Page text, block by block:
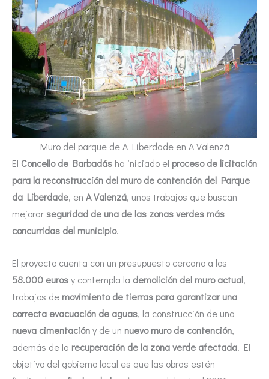
Muro del parque de A Liberdade en A Valenzá
El Concello de Barbadás ha iniciado el proceso de licitación
para la reconstrucción del muro de contención del Parque
da Liberdade, en A Valenzá, unos trabajos que buscan
mejorarseguridad de una de las zonas verdes más
concurridas del municipio.
El proyecto cuenta con un presupuesto cercano a los
58.000 eurosy contempla la demolición del muro actual,
trabajos de movimiento de tierras para garantizar una
correcta evacuación de aguas, la construcción de una
nueva cimentacióny de un nuevo muro de contención,
además de la recuperación de la zona verde afectada. El
objetivo del gobierno local es que las obras estén